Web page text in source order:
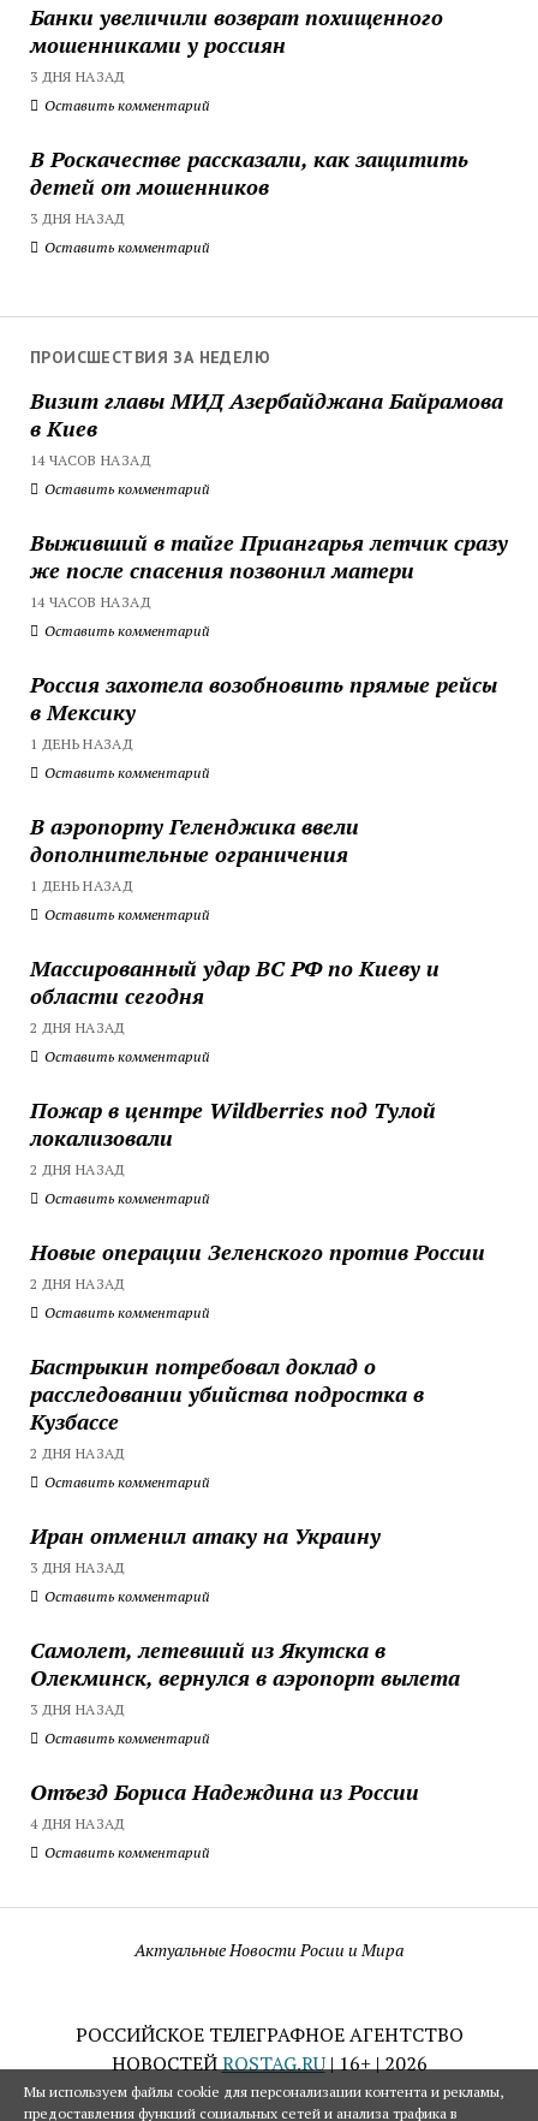
Банки увеличили возврат похищенного
мошенниками у россиян
3 ДНЯ НАЗАД
Оставить комментарий
В Роскачестве рассказали, как защитить
детей от мошенников
3 ДНЯ НАЗАД
Оставить комментарий
ПРОИСШЕСТВИЯ ЗА НЕДЕЛЮ
Визит главы МИД Азербайджана Байрамова
в Киев
14 ЧАСОВ НАЗАД
Оставить комментарий
Выживший в тайге Приангарья летчик сразу
же после спасения позвонил матери
14 ЧАСОВ НАЗАД
Оставить комментарий
Россия захотела возобновить прямые рейсы
в Мексику
1 ДЕНЬ НАЗАД
Оставить комментарий
В аэропорту Геленджика ввели
дополнительные ограничения
1 ДЕНЬ НАЗАД
Оставить комментарий
Массированный удар ВС РФ по Киеву и
области сегодня
2 ДНЯ НАЗАД
Оставить комментарий
Пожар в центре Wildberries под Тулой
локализовали
2 ДНЯ НАЗАД
Оставить комментарий
Новые операции Зеленского против России
2 ДНЯ НАЗАД
Оставить комментарий
Бастрыкин потребовал доклад о
расследовании убийства подростка в
Кузбассе
2 ДНЯ НАЗАД
Оставить комментарий
Иран отменил атаку на Украину
3 ДНЯ НАЗАД
Оставить комментарий
Самолет, летевший из Якутска в
Олекминск, вернулся в аэропорт вылета
3 ДНЯ НАЗАД
Оставить комментарий
Отъезд Бориса Надеждина из России
4 ДНЯ НАЗАД
Оставить комментарий
Актуальные Новости Росии и Мира
РОССИЙСКОЕ ТЕЛЕГРАФНОЕ АГЕНТСТВО
НОВОСТЕЙROSTAG.RU| 16+ | 2026
Мы используем файлы cookie для персонализации контента и рекламы,
предоставления функций социальных сетей и анализа трафика в